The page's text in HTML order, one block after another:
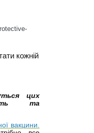
кожній
цих
та
вакцини.